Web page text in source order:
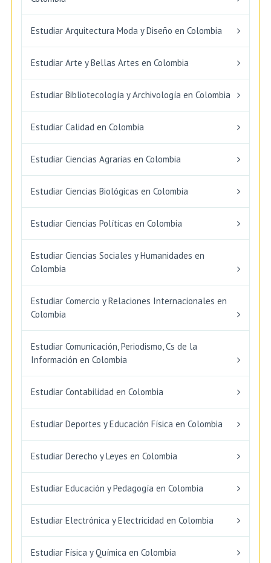
Estudiar Arquitectura Moda y Diseño en Colombia
Estudiar Arte y Bellas Artes en Colombia
Estudiar Bibliotecología y Archivología en Colombia
Estudiar Calidad en Colombia
Estudiar Ciencias Agrarias en Colombia
Estudiar Ciencias Biológicas en Colombia
Estudiar Ciencias Políticas en Colombia
Estudiar Ciencias Sociales y Humanidades en
Colombia
Estudiar Comercio y Relaciones Internacionales en
Colombia
Estudiar Comunicación, Periodismo, Cs de la
Información en Colombia
Estudiar Contabilidad en Colombia
Estudiar Deportes y Educación Física en Colombia
Estudiar Derecho y Leyes en Colombia
Estudiar Educación y Pedagogía en Colombia
Estudiar Electrónica y Electricidad en Colombia
Estudiar Física y Química en Colombia